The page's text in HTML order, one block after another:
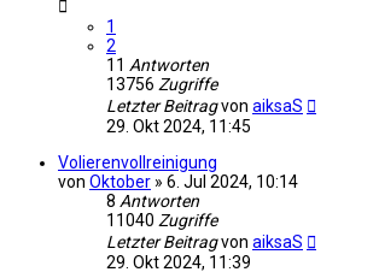
1
2
11 Antworten
13756 Zugriffe
Letzter Beitragvon aiksaS
29. Okt 2024, 11:45
Volierenvollreinigung
von Oktober » 6. Jul 2024, 10:14
8 Antworten
11040 Zugriffe
Letzter Beitragvon aiksaS
29. Okt 2024, 11:39